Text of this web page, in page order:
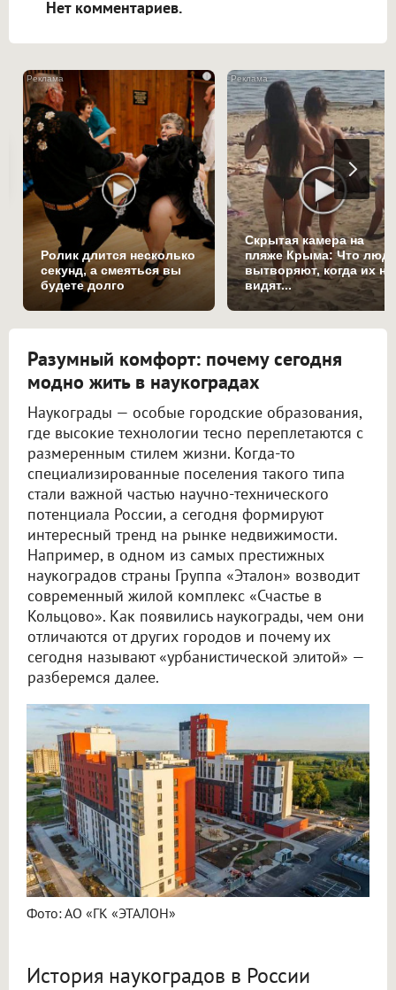
Нет комментариев.
i
Ролик длится несколько
секунд, а смеяться вы
будете долго
Скрытая камера на
пляже Крыма: Что
вытворяют, когда их не
видят...
Разумный комфорт: почему сегодня
модно жить в наукоградах
Наукограды — особые городские образования,
где высокие технологии тесно переплетаются с
размеренным стилем жизни. Когда-то
специализированные поселения такого типа
стали важной частью научно-технического
потенциала России, а сегодня формируют
интересный тренд на рынке недвижимости.
Например, в одном из самых престижных
наукоградов страны Группа «Эталон» возводит
современный жилой комплекс «Счастье в
Кольцово». Как появились наукограды, чем они
отличаются от других городов и почему их
сегодня называют «урбанистической элитой» —
разберемся далее.
Фото: АО «ГК «ЭТАЛОН»
История наукоградов в России